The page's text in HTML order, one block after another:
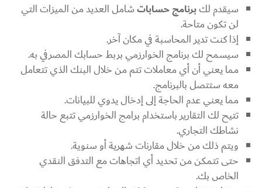
سيقدم لكبرنامج حساباتشامل العديد من الميزات التي
لن تكون متاحة.
إذا كنت تدير المحاسبة في مكان آخر.
سيسمح لك برنامج الخوارزمي بربط حسابك المصرفي به.
مما يعني أن أي معاملات تتم من خلال البنك الذي تتعامل
معه ستتصل بالبرنامج.
مما يعني عدم الحاجة إلى إدخال يدوي للبيانات.
تتيح لك التقارير باستخدام برامج الخوارزمي تتبع حالة
نشاطك التجاري.
ويتم ذلك من خلال مقارنات شهرية أو سنوية.
حتى تتمكن من تحديد أي اتجاهات مع التدفق النقدي
الخاص بك.